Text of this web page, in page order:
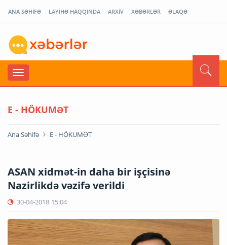
ANA SƏHİFƏ LAYİHƏ HAQQINDA ARXİV XƏBƏRLƏR ƏLAQƏ
E - HÖKUMƏT
Ana Səhifə E - HÖKUMƏT
ASAN xidmət-in daha bir işçisinə
Nazirlikdə vəzifə verildi
30-04-2018 15:04